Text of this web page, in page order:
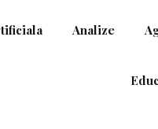
Analize